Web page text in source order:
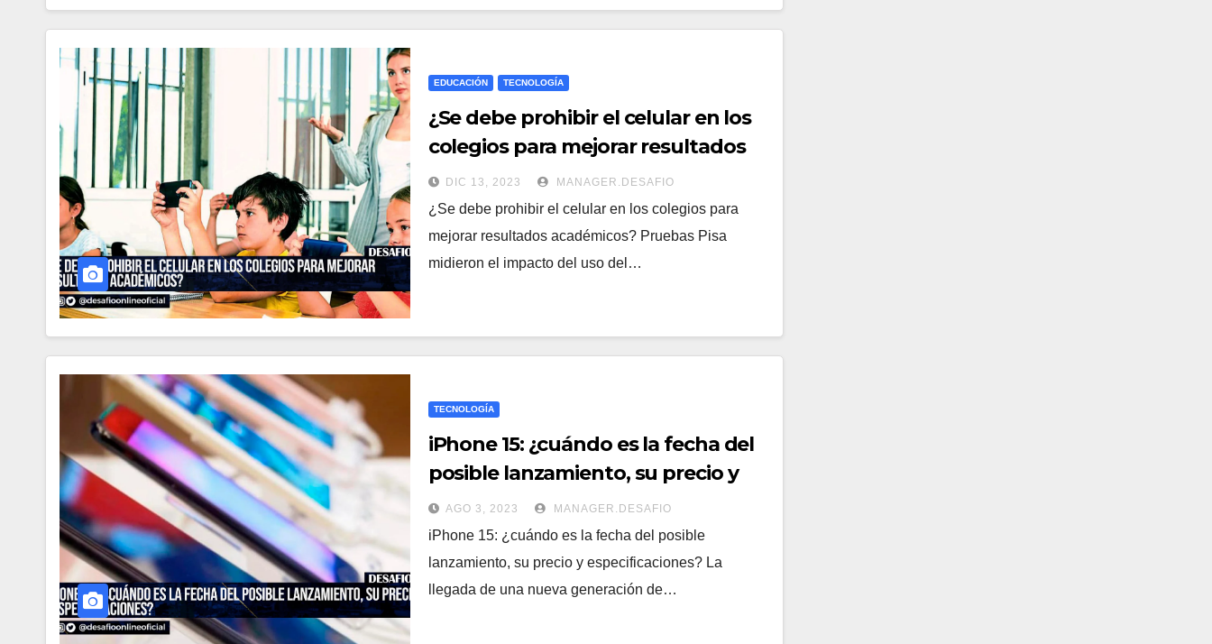
EDUCACIÓN TECNOLOGÍA
¿Se debe prohibir el celular en los
colegios para mejorar resultados
académicos?
DIC 13, 2023 MANAGER.DESAFIO
¿Se debe prohibir el celular en los colegios para
mejorar resultados académicos? Pruebas Pisa
midieron el impacto del uso del…
TECNOLOGÍA
iPhone 15: ¿cuándo es la fecha del
posible lanzamiento, su precio y
especificaciones?
AGO 3, 2023 MANAGER.DESAFIO
iPhone 15: ¿cuándo es la fecha del posible
lanzamiento, su precio y especificaciones? La
llegada de una nueva generación de…